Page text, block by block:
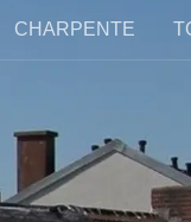
CHARPENTE